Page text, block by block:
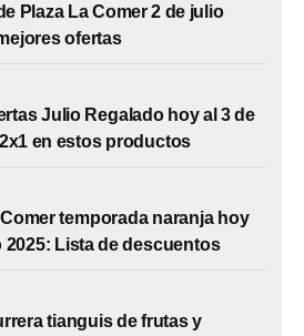
Plaza La Comer 2 de julio
ofertas
Julio Regalado hoy al 3 de
en estos productos
temporada naranja hoy
2025: Lista de descuentos
tianguis de frutas y